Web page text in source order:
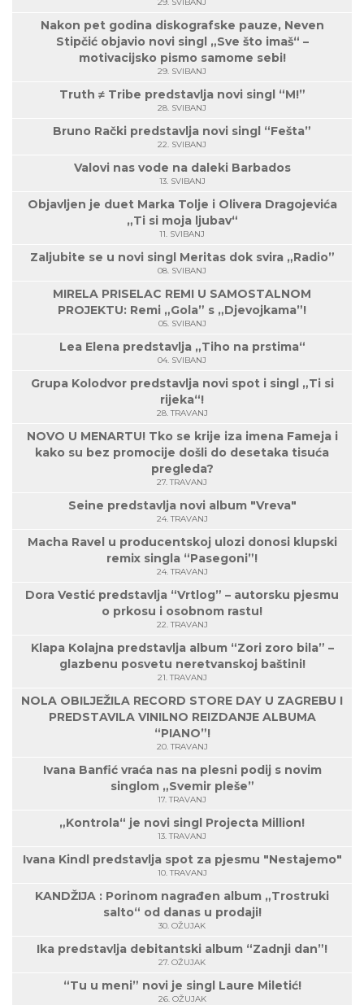
Nakon pet godina diskografske pauze, Neven
Stipčić objavio novi singl „Sve što imaš“ –
motivacijsko pismo samome sebi!
29. SVIBANJ
Truth ≠ Tribe predstavlja novi singl “M!”
28. SVIBANJ
Bruno Rački predstavlja novi singl “Fešta”
22. SVIBANJ
Valovi nas vode na daleki Barbados
13. SVIBANJ
Objavljen je duet Marka Tolje i Olivera Dragojevića
„Ti si moja ljubav“
11. SVIBANJ
Zaljubite se u novi singl Meritas dok svira „Radio”
08. SVIBANJ
MIRELA PRISELAC REMI U SAMOSTALNOM
PROJEKTU: Remi „Gola” s „Djevojkama”!
05. SVIBANJ
Lea Elena predstavlja „Tiho na prstima“
04. SVIBANJ
Grupa Kolodvor predstavlja novi spot i singl „Ti si
rijeka“!
28. TRAVANJ
NOVO U MENARTU! Tko se krije iza imena Fameja i
kako su bez promocije došli do desetaka tisuća
pregleda?
27. TRAVANJ
Seine predstavlja novi album "Vreva"
24. TRAVANJ
Macha Ravel u producentskoj ulozi donosi klupski
remix singla “Pasegoni”!
24. TRAVANJ
Dora Vestić predstavlja “Vrtlog” – autorsku pjesmu
o prkosu i osobnom rastu!
22. TRAVANJ
Klapa Kolajna predstavlja album “Zori zoro bila” –
glazbenu posvetu neretvanskoj baštini!
21. TRAVANJ
NOLA OBILJEŽILA RECORD STORE DAY U ZAGREBU I
PREDSTAVILA VINILNO REIZDANJE ALBUMA
“PIANO”!
20. TRAVANJ
Ivana Banfić vraća nas na plesni podij s novim
singlom „Svemir pleše”
17. TRAVANJ
„Kontrola“ je novi singl Projecta Million!
13. TRAVANJ
Ivana Kindl predstavlja spot za pjesmu "Nestajemo"
10. TRAVANJ
KANDŽIJA : Porinom nagrađen album „Trostruki
salto“ od danas u prodaji!
30. OŽUJAK
Ika predstavlja debitantski album “Zadnji dan”!
27. OŽUJAK
“Tu u meni” novi je singl Laure Miletić!
26. OŽUJAK